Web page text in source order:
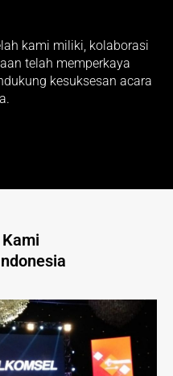
kami miliki, kolaborasi
telah memperkaya
kesuksesan acara